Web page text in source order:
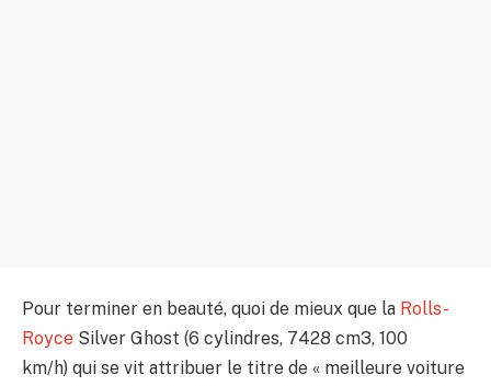
Pour terminer en beauté, quoi de mieux que la Rolls-
Royce Silver Ghost (6 cylindres, 7428 cm3, 100
km/h) qui se vit attribuer le titre de « meilleure voiture